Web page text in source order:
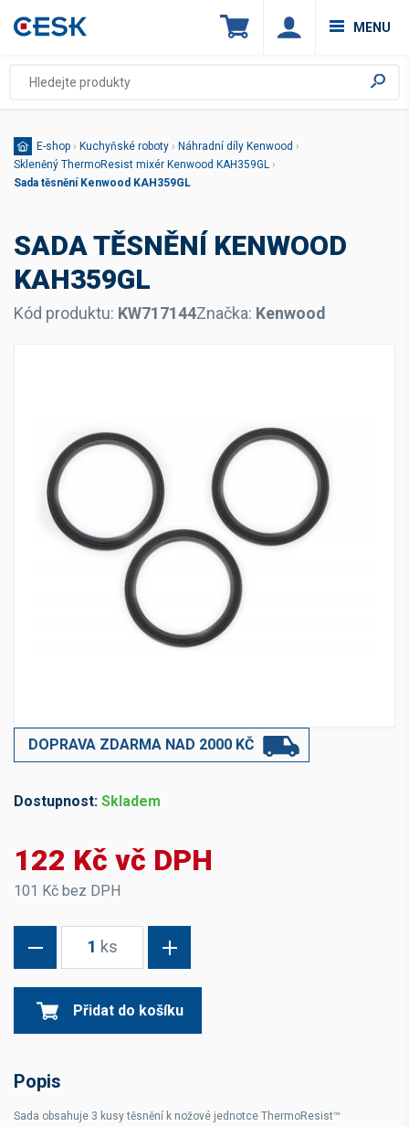
MENU
E-shop › Kuchyňské roboty › Náhradní díly Kenwood ›
Skleněný ThermoResist mixér Kenwood KAH359GL ›
Sada těsnění Kenwood KAH359GL
SADA TĚSNĚNÍ KENWOOD
KAH359GL
Kód produktu: KW717144Značka: Kenwood
DOPRAVA ZDARMA NAD 2000 KČ
Dostupnost: Skladem
122 Kč vč DPH
101 Kč bez DPH
1 ks
Přidat do košíku
Popis
Sada obsahuje 3 kusy těsnění k nožové jednotce ThermoResist™